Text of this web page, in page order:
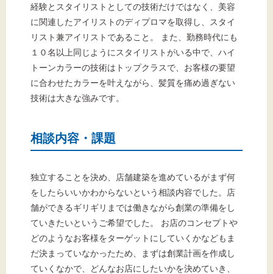
経験とスタイリストとしての技術だけではなく、美容
に関連したアイリストのディプロマを取得し、スタイ
リスト兼アイリストであること。 また、勤務時代にも
１０名以上同じようにスタイリストがいる中で、ハイ
トーンカラーの技術はトップクラスで、お客様の要望
に合わせたカラーを叶えながら、髪質を痛め過ぎない
技術は大きな強みです。
相談内容・課題
独立することを決め、店舗建築を進めているがまず何
をしたらいいかわからないという相談内容でした。店
舗ができるギリギリまでは働きながら創業の準備をし
ていきたいというご希望でした。 お店のコンセプトや
どのようなお客様をターゲットにしていくかなどもま
だ決まっていなかったため、まずは創業計画を作成し
ていくなかで、どんなお店にしたいかを決めていき、